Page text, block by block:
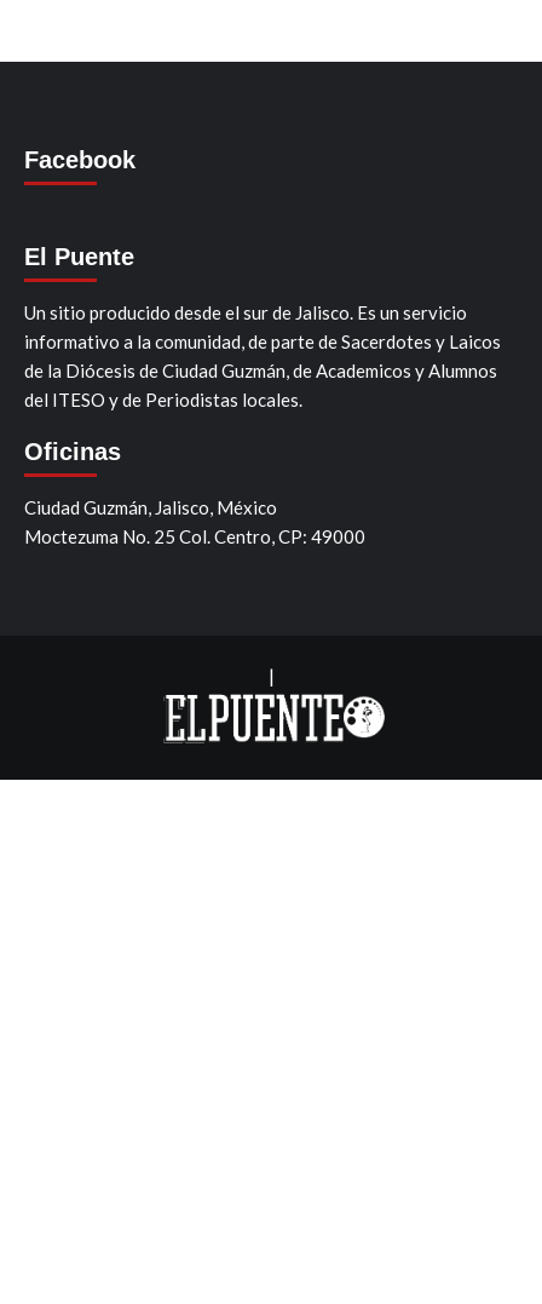
Facebook
El Puente
Un sitio producido desde el sur de Jalisco. Es un servicio
informativo a la comunidad, de parte de Sacerdotes y Laicos
de la Diócesis de Ciudad Guzmán, de Academicos y Alumnos
del ITESO y de Periodistas locales.
Oficinas
Ciudad Guzmán, Jalisco, México
Moctezuma No. 25 Col. Centro, CP: 49000
|